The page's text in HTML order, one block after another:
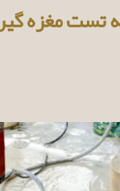
تست مغزه